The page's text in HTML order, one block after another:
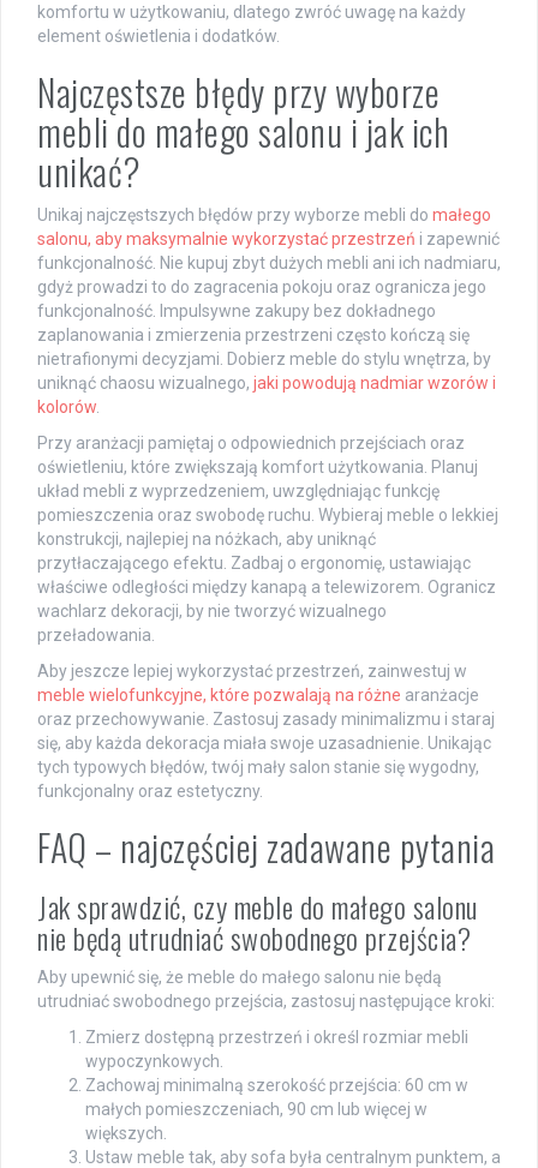
komfortu w użytkowaniu, dlatego zwróć uwagę na każdy
element oświetlenia i dodatków.
Najczęstsze błędy przy wyborze
mebli do małego salonu i jak ich
unikać?
Unikaj najczęstszych błędów przy wyborze mebli do małego
salonu, aby maksymalnie wykorzystać przestrzeń i zapewnić
funkcjonalność. Nie kupuj zbyt dużych mebli ani ich nadmiaru,
gdyż prowadzi to do zagracenia pokoju oraz ogranicza jego
funkcjonalność. Impulsywne zakupy bez dokładnego
zaplanowania i zmierzenia przestrzeni często kończą się
nietrafionymi decyzjami. Dobierz meble do stylu wnętrza, by
uniknąć chaosu wizualnego, jaki powodują nadmiar wzorów i
kolorów
Przy aranżacji pamiętaj o odpowiednich przejściach oraz
oświetleniu, które zwiększają komfort użytkowania. Planuj
układ mebli z wyprzedzeniem, uwzględniając funkcję
pomieszczenia oraz swobodę ruchu. Wybieraj meble o lekkiej
konstrukcji, najlepiej na nóżkach, aby uniknąć
przytłaczającego efektu. Zadbaj o ergonomię, ustawiając
właściwe odległości między kanapą a telewizorem. Ogranicz
wachlarz dekoracji, by nie tworzyć wizualnego
przeładowania.
Aby jeszcze lepiej wykorzystać przestrzeń, zainwestuj w
meble wielofunkcyjne, które pozwalają na różne aranżacje
oraz przechowywanie. Zastosuj zasady minimalizmu i staraj
się, aby każda dekoracja miała swoje uzasadnienie. Unikając
tych typowych błędów, twój mały salon stanie się wygodny,
funkcjonalny oraz estetyczny.
FAQ – najczęściej zadawane pytania
Jak sprawdzić, czy meble do małego salonu
nie będą utrudniać swobodnego przejścia?
Aby upewnić się, że meble do małego salonu nie będą
utrudniać swobodnego przejścia, zastosuj następujące kroki:
Zmierz dostępną przestrzeń i określ rozmiar mebli
wypoczynkowych.
Zachowaj minimalną szerokość przejścia: 60 cm w
małych pomieszczeniach, 90 cm lub więcej w
większych.
Ustaw meble tak, aby sofa była centralnym punktem, a